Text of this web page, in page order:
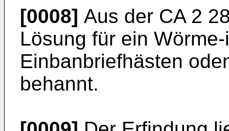
[0008] Aus der CA 2
Lösung für ein
Einbanbriefhästen
behannt.